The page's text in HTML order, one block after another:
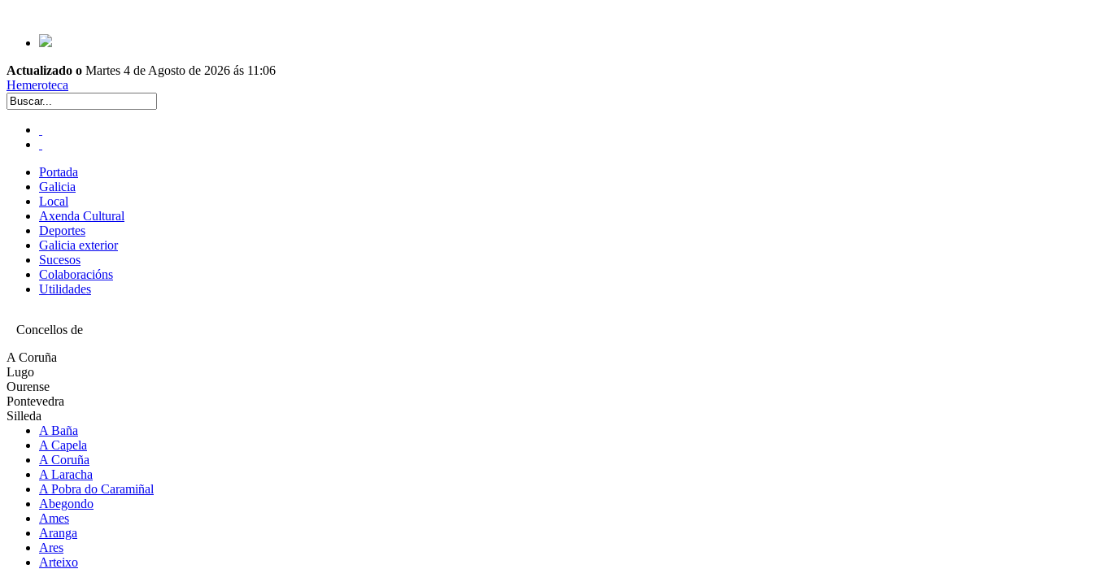
Actualizado o Martes 4 de Agosto de 2026 ás 11:06
Hemeroteca
Portada
Galicia
Local
Axenda Cultural
Deportes
Galicia exterior
Sucesos
Colaboracións
Utilidades
Concellos de
A Coruña
Lugo
Ourense
Pontevedra
Silleda
A Baña
A Capela
A Coruña
A Laracha
A Pobra do Caramiñal
Abegondo
Ames
Aranga
Ares
Arteixo